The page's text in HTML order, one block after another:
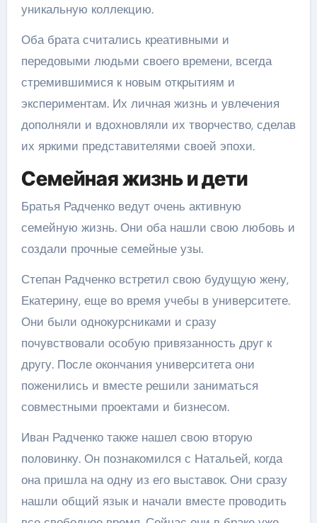
уникальную коллекцию.
Оба брата считались креативными и
передовыми людьми своего времени, всегда
стремившимися к новым открытиям и
экспериментам. Их личная жизнь и увлечения
дополняли и вдохновляли их творчество, сделав
их яркими представителями своей эпохи.
Семейная жизнь и дети
Братья Радченко ведут очень активную
семейную жизнь. Они оба нашли свою любовь и
создали прочные семейные узы.
Степан Радченко встретил свою будущую жену,
Екатерину, еще во время учебы в университете.
Они были однокурсниками и сразу
почувствовали особую привязанность друг к
другу. После окончания университета они
поженились и вместе решили заниматься
совместными проектами и бизнесом.
Иван Радченко также нашел свою вторую
половинку. Он познакомился с Натальей, когда
она пришла на одну из его выставок. Они сразу
нашли общий язык и начали вместе проводить